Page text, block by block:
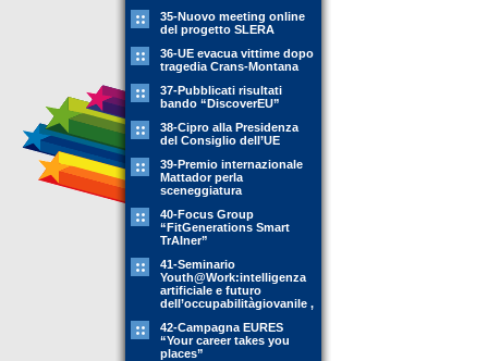
35-Nuovo meeting online
del progetto SLERA
36-UE evacua vittime dopo
tragedia Crans-Montana
37-Pubblicati risultati
bando “DiscoverEU”
38-Cipro alla Presidenza
del Consiglio dell’UE
39-Premio internazionale
Mattador perla
sceneggiatura
40-Focus Group
“FitGenerations Smart
TrAIner”
41-Seminario
Youth@Work:intelligenza
artificiale e futuro
dell’occupabilitàgiovanile ,
42-Campagna EURES
“Your career takes you
places”